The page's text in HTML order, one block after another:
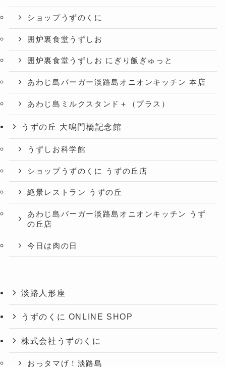
ショップうずのくに
囲炉裏食堂うずしお
囲炉裏食堂うずしお にぎり飯ぎゅっと
あわじ島バーガー淡路島オニオンキッチン 本店
あわじ島ミルクスタンド＋（プラス）
うずの丘 大鳴門橋記念館
うずしお科学館
ショップうずのくに うずの丘店
絶景レストラン うずの丘
あわじ島バーガー淡路島オニオンキッチン うず
の丘店
今日は肉の日
淡路人形座
うずのくに ONLINE SHOP
株式会社うずのくに
おっタマげ！淡路島